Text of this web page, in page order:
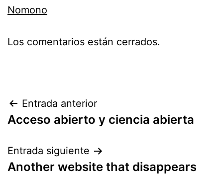
Nomono
Los comentarios están cerrados.
Navegación
de
entradas
Entrada anterior
Acceso abierto y ciencia abierta
Entrada siguiente
Another website that disappears